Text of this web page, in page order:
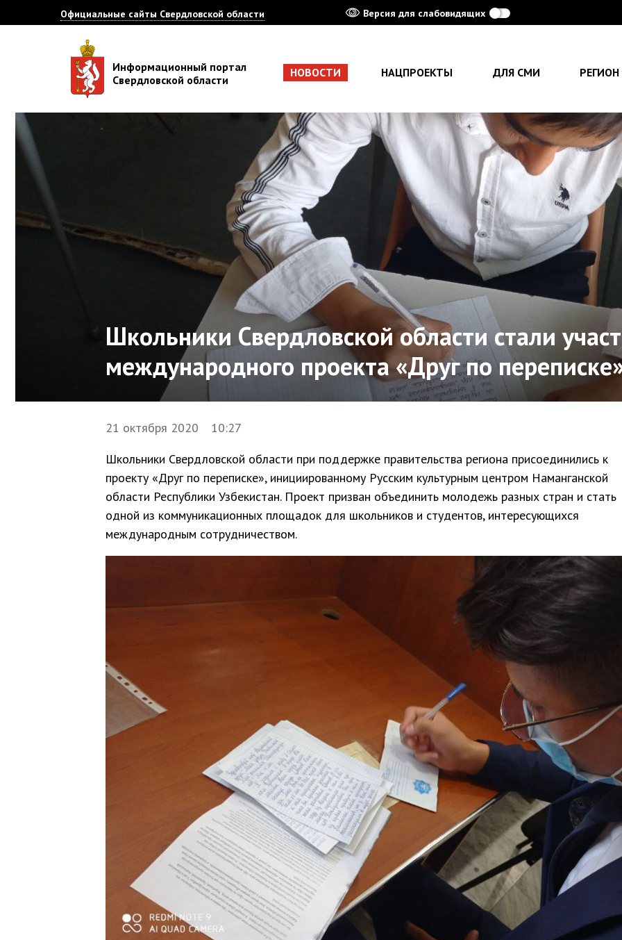
Официальные сайты Свердловской области Версия для слабовидящих
Информационный портал
Свердловской области
НОВОСТИ НАЦПРОЕКТЫ ДЛЯ СМИ РЕГИОН
Школьники Свердловской области стали
международного проекта «Друг по
21 октября 2020 10:27
Школьники Свердловской области при поддержке правительства региона присоединились к
проекту «Друг по переписке», инициированному Русским культурным центром Наманганской
области Республики Узбекистан. Проект призван объединить молодежь разных стран и стать
одной из коммуникационных площадок для школьников и студентов, интересующихся
международным сотрудничеством.